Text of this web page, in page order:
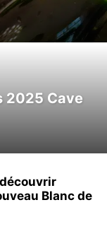
2025 Cave
Blanc de